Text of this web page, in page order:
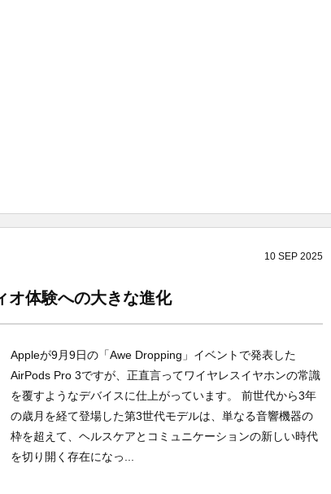
10 SEP 2025
体験への大きな進化
Appleが9月9日の「Awe Dropping」イベントで発表した
AirPods Pro 3ですが、正直言ってワイヤレスイヤホンの常識
を覆すようなデバイスに仕上がっています。 前世代から3年
の歳月を経て登場した第3世代モデルは、単なる音響機器の
枠を超えて、ヘルスケアとコミュニケーションの新しい時代
を切り開く存在になっ...